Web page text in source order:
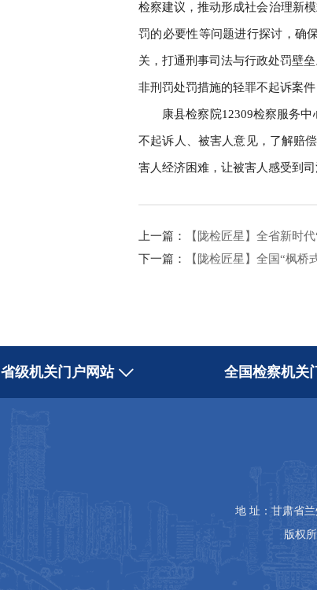
检察建议，推动形成社会治理新
罚的必要性等问题进行探讨，确
关，打通刑事司法与行政处罚壁
非刑罚处罚措施的轻罪不起诉案
康县检察院12309检察服务
不起诉人、被害人意见，了解赔
害人经济困难，让被害人感受到司
上一篇：
【陇检匠星】全省新时
下一篇：
【陇检匠星】全国“枫
省级机关门户网站 全国检察机关
地 址：甘肃省
版权